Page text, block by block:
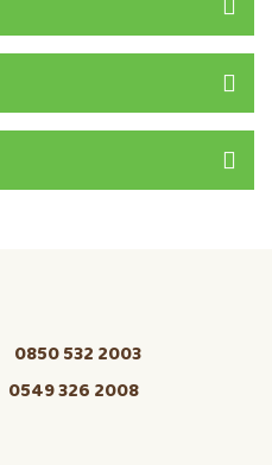
0850 532 2003
0549 326 2008